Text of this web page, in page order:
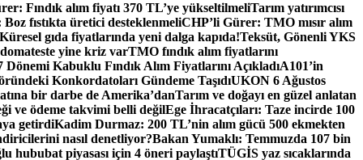
Fındık alım fiyatı 370 TL’ye yükseltilmeliTarım yatırımcısı
fıstıkta üretici desteklenmeliCHP’li Gürer: TMO mısır alım
Küresel gıda fiyatlarında yeni dalga kapıda!Teksüt, Gönenli YKS
yine kriz varTMO fındık alım fiyatlarını
Kabuklu Fındık Alım Fiyatlarını AçıkladıA101’in
Konkordatoları Gündeme TaşıdıUKON 6 Ağustos
bir darbe de Amerika’danTarım ve doğayı en güzel anlatan
ve ödeme takvimi belli değilEge İhracatçıları: Taze incirde 100
getirdiKadim Durmaz: 200 TL’nin alım gücü 500 ekmekten
nasıl denetliyor?Bakan Yumaklı: Temmuzda 107 bin
hububat piyasası için 4 öneri paylaştıTÜGİS yaz sıcaklarında